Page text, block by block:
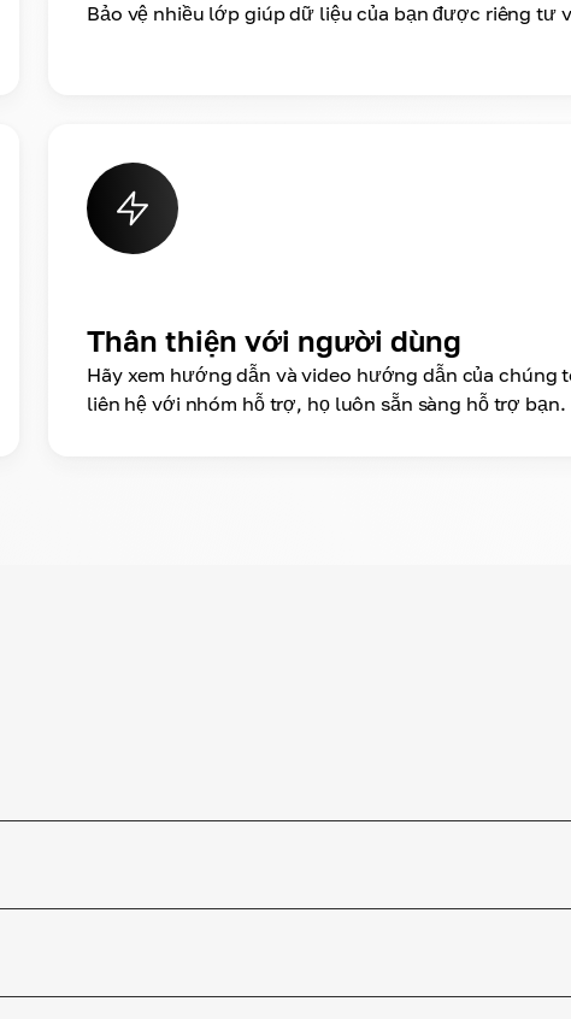
Bảo vệ nhiều lớp giúp dữ liệu của bạn được riêng tư
Thân thiện với người dùng
Hãy xem hướng dẫn và video hướng dẫn của chúng
liên hệ với nhóm hỗ trợ, họ luôn sẵn sàng hỗ trợ bạn.